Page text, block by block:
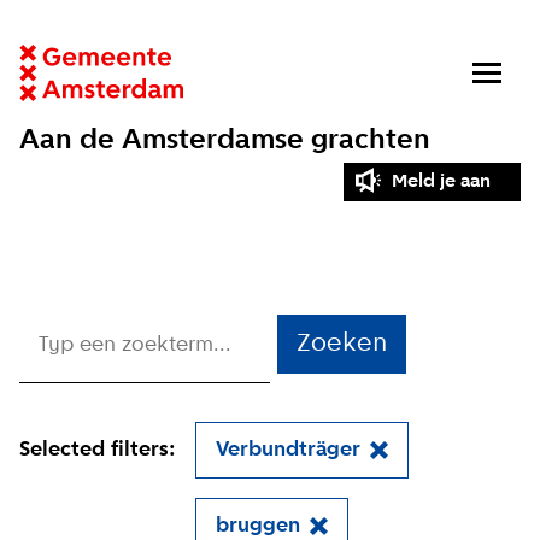
Aan de Amsterdamse grachten
Meld je aan
Zoeken
Selected filters: Verbundträger
bruggen